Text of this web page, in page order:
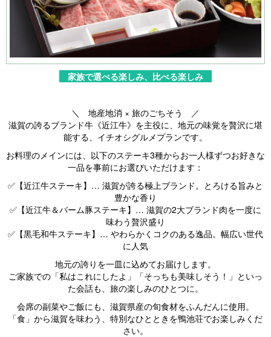
家族で選べる楽しみ、比べる楽しみ
＼ 地産地消 × 旅のごちそう ／
滋賀の誇るブランド牛《近江牛》を主役に、地元の味覚を贅沢に堪
能する、イチオシグルメプランです。
お料理のメインには、以下のステーキ3種からお一人様ずつお好きな
一品を事前にお選びいただけます：
✅【近江牛ステーキ】… 滋賀が誇る極上ブランド。とろける旨みと
豊かな香り
✅【近江牛＆バーム豚ステーキ】… 滋賀の2大ブランド肉を一度に
味わう贅沢盛り
✅【黒毛和牛ステーキ】… やわらかくコクのある逸品。幅広い世代
に人気
地元の誇りを一皿に込めてお届けします。
ご家族での「私はこれにしたよ」「そっちも美味しそう！」といっ
た会話も、旅の楽しみのひとつに。
会席の副菜やご飯にも、滋賀県産の旬食材をふんだんに使用。
「食」から滋賀を味わう、特別なひとときを鴨池荘でお楽しみくだ
さい。